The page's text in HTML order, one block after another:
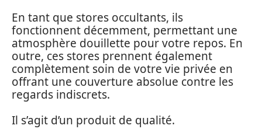
En tant que stores occultants, ils
fonctionnent décemment, permettant une
atmosphère douillette pour votre repos. En
outre, ces stores prennent également
complètement soin de votre vie privée en
offrant une couverture absolue contre les
regards indiscrets.
Il s’agit d’un produit de qualité.